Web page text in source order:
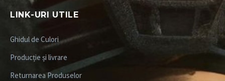
LINK-URI UTILE
Ghidul de Culori
Producție și livrare
Returnarea Produselor